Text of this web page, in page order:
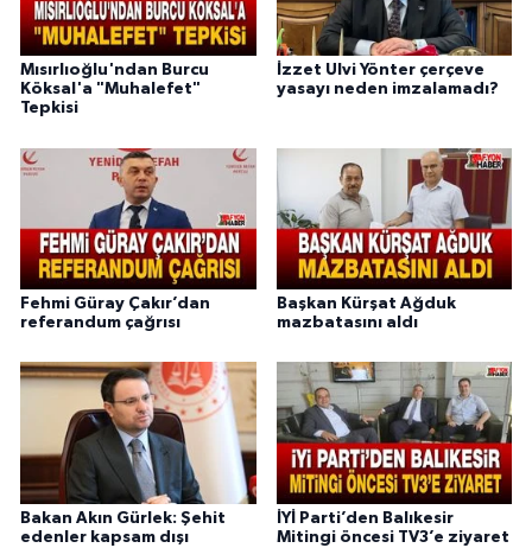
Mısırlıoğlu'ndan Burcu
Köksal'a "Muhalefet"
Tepkisi
İzzet Ulvi Yönter çerçeve
yasayı neden imzalamadı?
Fehmi Güray Çakır’dan
referandum çağrısı
Başkan Kürşat Ağduk
mazbatasını aldı
Bakan Akın Gürlek: Şehit
edenler kapsam dışı
İYİ Parti’den Balıkesir
Mitingi öncesi TV3’e ziyaret